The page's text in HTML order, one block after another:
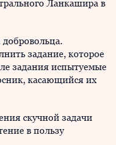
Ланкашира в
задание, которое
задания испытуемые
касающийся их
скучной задачи
в пользу